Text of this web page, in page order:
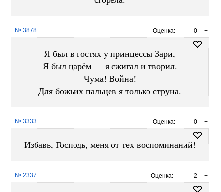
Оценка: +
0
-
№ 3878
Я был в гостях у принцессы Зари,
Я был царём — я сжигал и творил.
Чума! Война!
Для божьих пальцев я только струна.
Оценка: +
0
-
№ 3333
Избавь, Господь, меня от тех воспоминаний!
Оценка: +
-2
-
№ 2337